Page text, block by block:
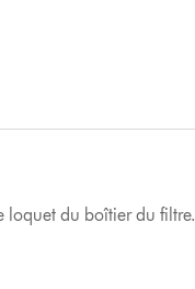
loquet du boîtier du filtre.